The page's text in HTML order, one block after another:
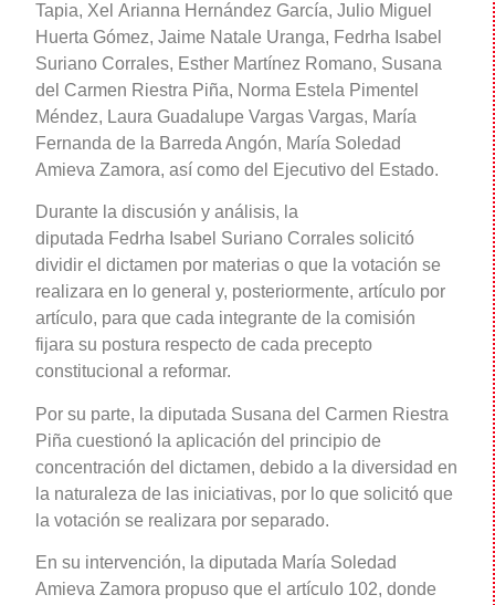
Tapia, Xel Arianna Hernández García, Julio Miguel
Huerta Gómez, Jaime Natale Uranga, Fedrha Isabel
Suriano Corrales, Esther Martínez Romano, Susana
del Carmen Riestra Piña, Norma Estela Pimentel
Méndez, Laura Guadalupe Vargas Vargas, María
Fernanda de la Barreda Angón, María Soledad
Amieva Zamora, así como del Ejecutivo del Estado.
Durante la discusión y análisis, la
diputada Fedrha Isabel Suriano Corrales solicitó
dividir el dictamen por materias o que la votación se
realizara en lo general y, posteriormente, artículo por
artículo, para que cada integrante de la comisión
fijara su postura respecto de cada precepto
constitucional a reformar.
Por su parte, la diputada Susana del Carmen Riestra
Piña cuestionó la aplicación del principio de
concentración del dictamen, debido a la diversidad en
la naturaleza de las iniciativas, por lo que solicitó que
la votación se realizara por separado.
En su intervención, la diputada María Soledad
Amieva Zamora propuso que el artículo 102, donde